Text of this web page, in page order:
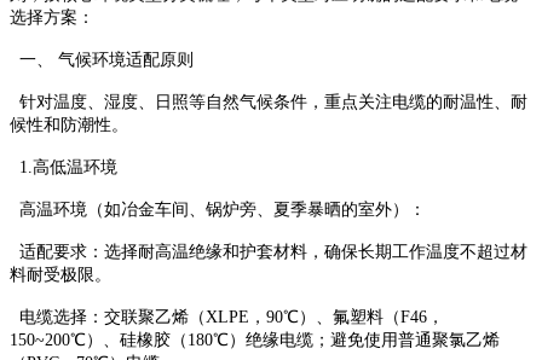
选择方案：
一、 气候环境适配原则
针对温度、湿度、日照等自然气候条件，重点关注电缆的耐温性、耐
候性和防潮性。
1.高低温环境
高温环境（如冶金车间、锅炉旁、夏季暴晒的室外）：
适配要求：选择耐高温绝缘和护套材料，确保长期工作温度不超过材
料耐受极限。
电缆选择：交联聚乙烯（XLPE，90℃）、氟塑料（F46，
150~200℃）、硅橡胶（180℃）绝缘电缆；避免使用普通聚氯乙烯